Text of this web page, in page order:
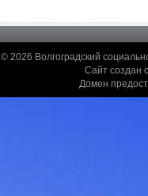
© 2026 Волгоградский
Сайт создан
Домен